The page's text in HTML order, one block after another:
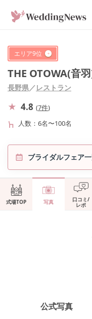
エリア9位
THE OTOWA(音
長野県／レストラン
4.8 (7件)
人数
6名〜100名
ブライダルフェア
式場TOP 写真 口コミ/
レポ
公式写真